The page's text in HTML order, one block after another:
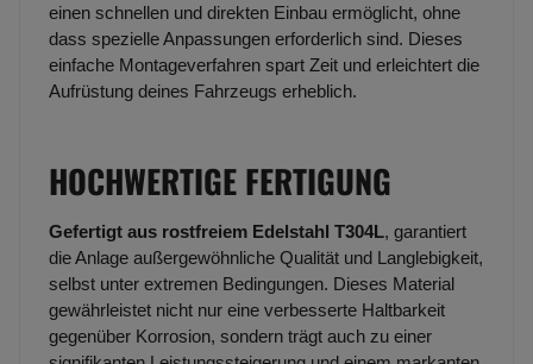
einen schnellen und direkten Einbau ermöglicht, ohne
dass spezielle Anpassungen erforderlich sind. Dieses
einfache Montageverfahren spart Zeit und erleichtert die
Aufrüstung deines Fahrzeugs erheblich.
HOCHWERTIGE FERTIGUNG
Gefertigt aus rostfreiem Edelstahl T304L, garantiert
die Anlage außergewöhnliche Qualität und Langlebigkeit,
selbst unter extremen Bedingungen. Dieses Material
gewährleistet nicht nur eine verbesserte Haltbarkeit
gegenüber Korrosion, sondern trägt auch zu einer